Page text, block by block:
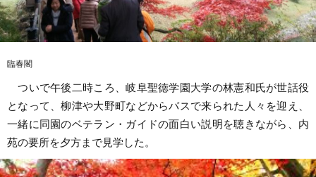
臨春閣
ついで午後二時ころ、岐阜聖徳学園大学の林憲和氏が世話役
となって、柳津や大野町などからバスで来られた人々を迎え、
一緒に同園のベテラン・ガイドの面白い説明を聴きながら、内
苑の要所を夕方まで見学した。